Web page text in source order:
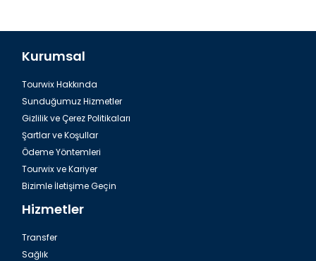
Bodrum, Havalimanı Engelli Özellikli Yolcular
Kurumsal
Tourwix Hakkında
Sunduğumuz Hizmetler
Gizlilik ve Çerez Politikaları
Şartlar ve Koşullar
Ödeme Yöntemleri
Tourwix ve Kariyer
Bizimle İletişime Geçin
Hizmetler
Transfer
Sağlık